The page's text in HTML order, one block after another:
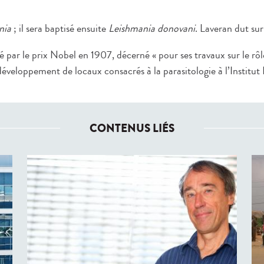
; il sera baptisé ensuite Leishmania donovani. Laveran dut
le prix Nobel en 1907, décerné « pour ses travaux sur le
de locaux consacrés à la parasitologie à l’Institut
CONTENUS LIÉS